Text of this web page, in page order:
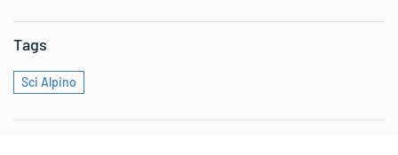
Tags
Sci Alpino